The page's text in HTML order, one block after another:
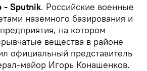
Sputnik. Российские военные
наземного базирования и
на котором
вещества в районе
официальный представитель
майор Игорь Конашенков.